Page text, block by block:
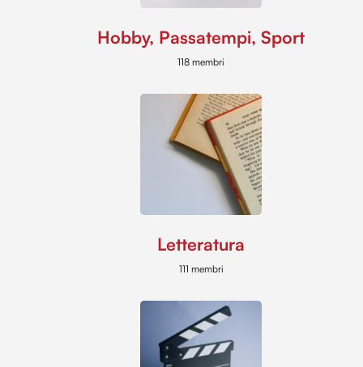
Hobby, Passatempi, Sport
118 membri
Letteratura
111 membri